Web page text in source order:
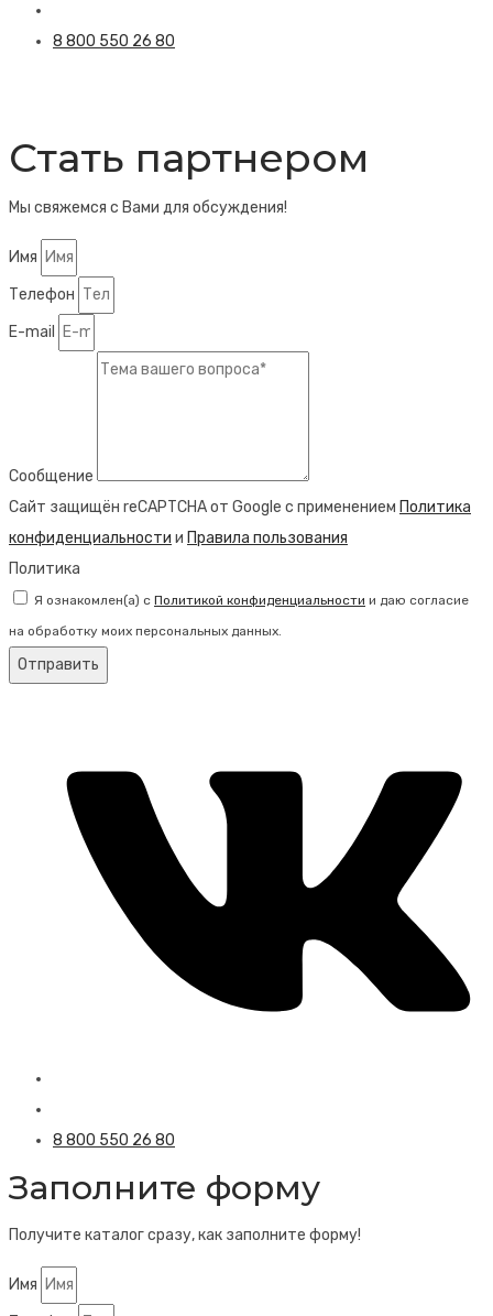
8 800 550 26 80
Стать партнером
Мы свяжемся с Вами для обсуждения!
Имя
Телефон
E-mail
Сообщение
Сайт защищён reCAPTCHA от Google с применением Политика
конфиденциальности и Правила пользования
Политика
Я ознакомлен(а) с Политикой конфиденциальности и даю согласие
на обработку моих персональных данных.
Отправить
8 800 550 26 80
Заполните форму
Получите каталог сразу, как заполните форму!
Имя